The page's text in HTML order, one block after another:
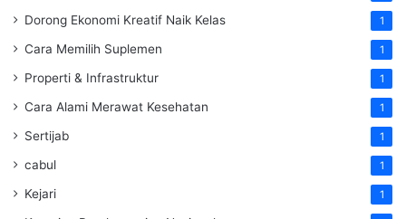
Dorong Ekonomi Kreatif Naik Kelas 1
Cara Memilih Suplemen 1
Properti & Infrastruktur 1
Cara Alami Merawat Kesehatan 1
Sertijab 1
cabul 1
Kejari 1